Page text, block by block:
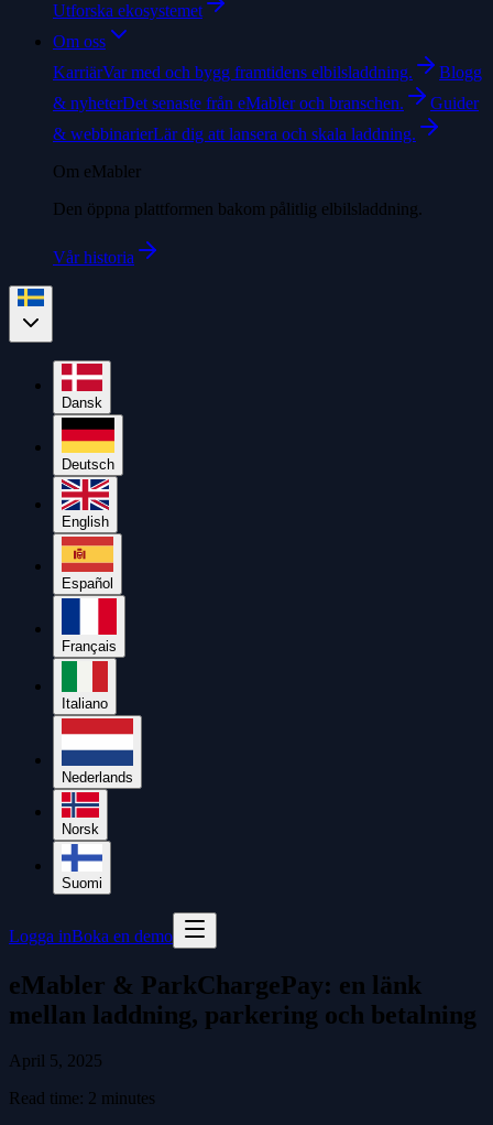
Utforska ekosystemet
Om oss
KarriärVar med och bygg framtidens elbilsladdning.
Blogg
& nyheterDet senaste från eMabler och branschen.
Guider
& webbinarierLär dig att lansera och skala laddning.
Om eMabler
Den öppna plattformen bakom pålitlig elbilsladdning.
Vår historia
Dansk
Deutsch
English
Español
Français
Italiano
Nederlands
Norsk
Suomi
Logga inBoka en demo
eMabler & ParkChargePay: en länk
mellan laddning, parkering och betalning
April 5, 2025
Read time: 2 minutes